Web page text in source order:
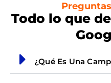
Todo lo que
¿Qué Es Una